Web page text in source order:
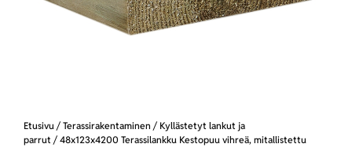
Etusivu / Terassirakentaminen / Kyllästetyt lankut ja
parrut / 48x123x4200 Terassilankku Kestopuu vihreä, mitallistettu